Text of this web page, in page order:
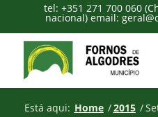
tel: +351 271 700 060
nacional) email:
Está aqui: Home /2015 /